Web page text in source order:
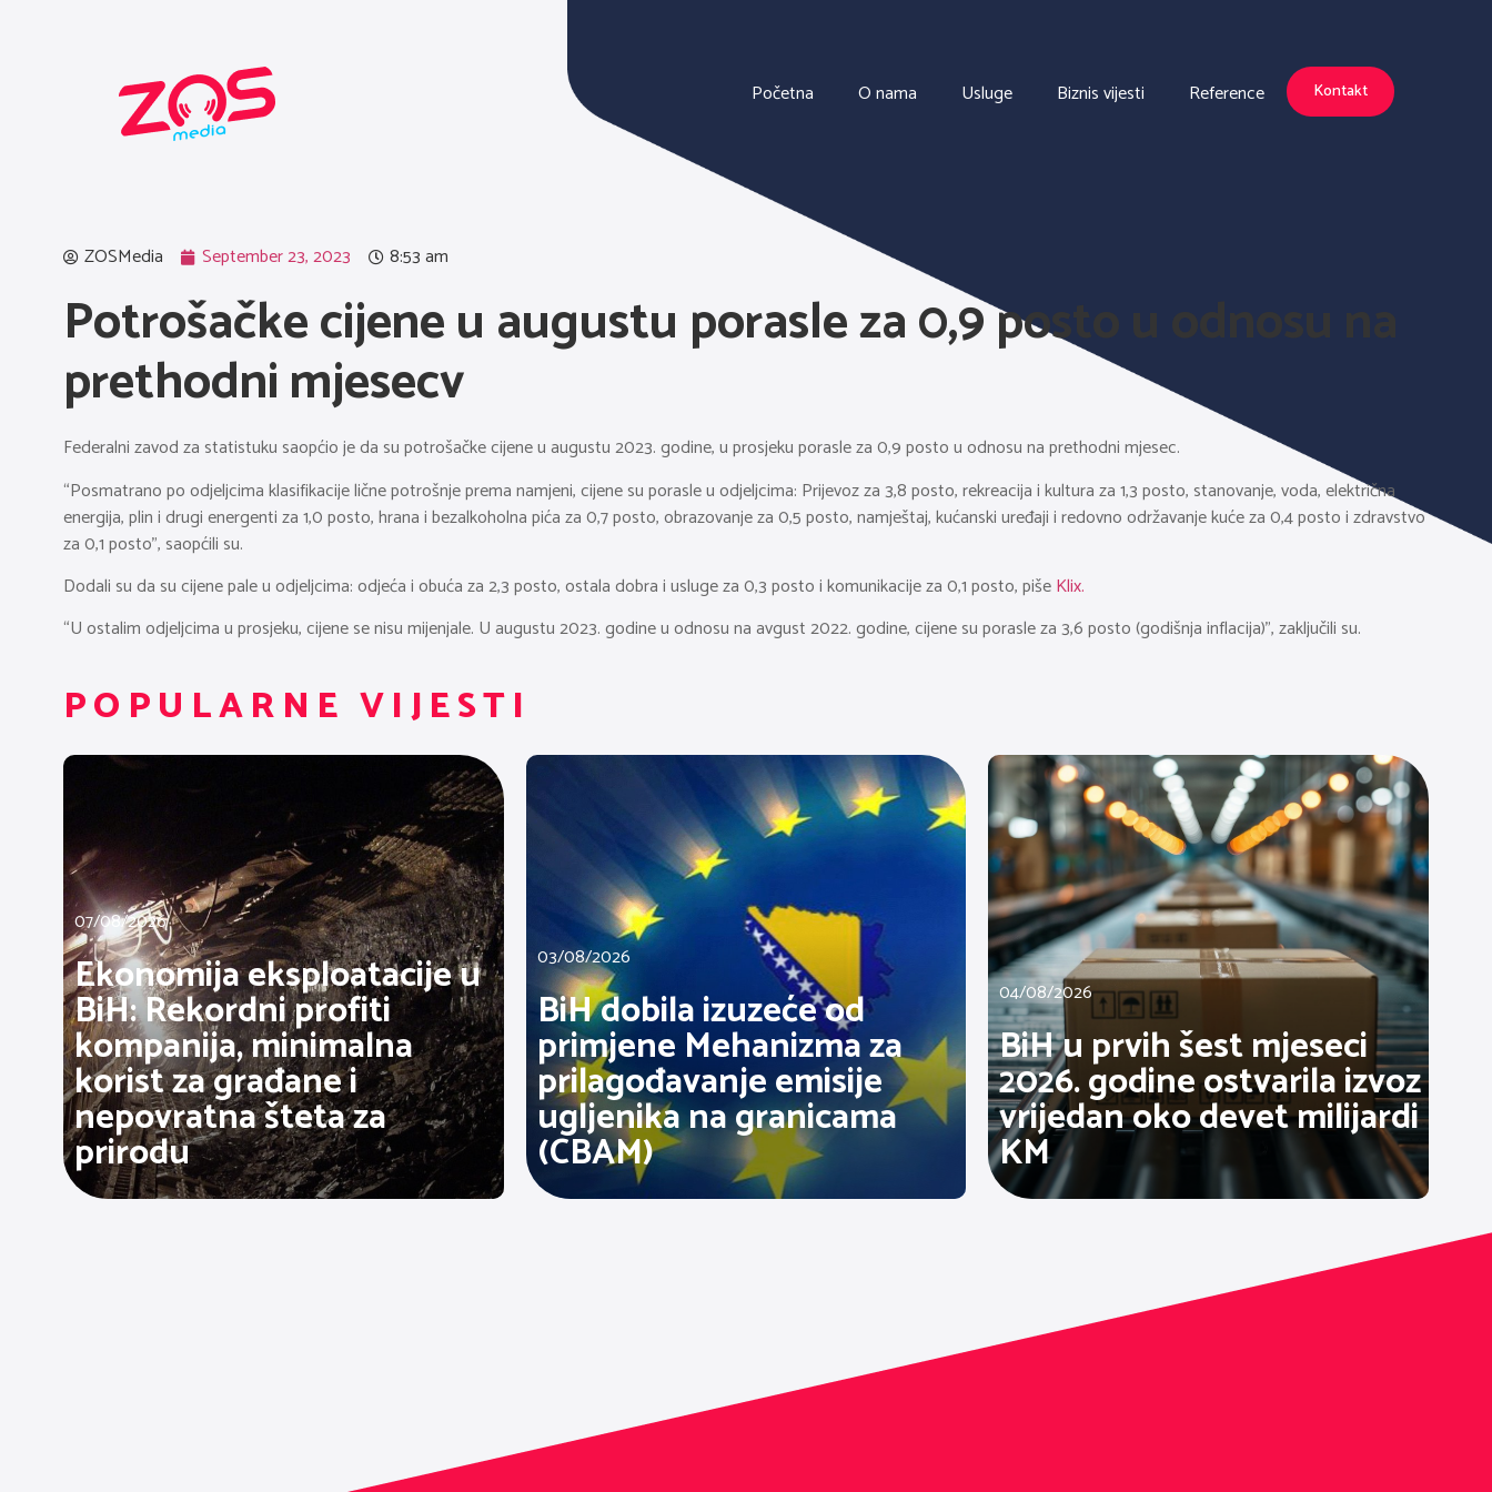
Početna O nama Usluge Biznis vijesti Reference Kontakt
ZOSMedia September 23, 2023 8:53 am
Potrošačke cijene u augustu porasle za 0,9 posto u odnosu na
prethodni mjesecv
Federalni zavod za statistuku saopćio je da su potrošačke cijene u augustu 2023. godine, u prosjeku porasle za 0,9 posto u odnosu na prethodni mjesec.
“Posmatrano po odjeljcima klasifikacije lične potrošnje prema namjeni, cijene su porasle u odjeljcima: Prijevoz za 3,8 posto, rekreacija i kultura za 1,3 posto, stanovanje, voda, električna
energija, plin i drugi energenti za 1,0 posto, hrana i bezalkoholna pića za 0,7 posto, obrazovanje za 0,5 posto, namještaj, kućanski uređaji i redovno održavanje kuće za 0,4 posto i zdravstvo
za 0,1 posto”, saopćili su.
Dodali su da su cijene pale u odjeljcima: odjeća i obuća za 2,3 posto, ostala dobra i usluge za 0,3 posto i komunikacije za 0,1 posto, pišeKlix.
“U ostalim odjeljcima u prosjeku, cijene se nisu mijenjale. U augustu 2023. godine u odnosu na avgust 2022. godine, cijene su porasle za 3,6 posto (godišnja inflacija)”, zaključili su.
POPULARNE VIJESTI
07/08/2026
Ekonomija eksploatacije u
BiH: Rekordni profiti
kompanija, minimalna
korist za građane i
nepovratna šteta za
prirodu
03/08/2026
BiH dobila izuzeće od
primjene Mehanizma za
prilagođavanje emisije
ugljenika na granicama
(CBAM)
04/08/2026
BiH u prvih šest mjeseci
2026. godine ostvarila izvoz
vrijedan oko devet milijardi
KM